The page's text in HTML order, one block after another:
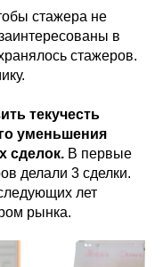
стажера не
в
стажеров.
текучесть
уменьшения
сделок. В первые
делали 3 сделки.
лет
рынка.